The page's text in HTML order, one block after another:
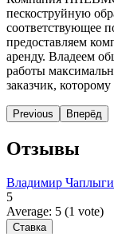
пескоструйную
соответствующее
предоставляем
аренду. Владеем
работы
заказчик,
Previous Вперёд
Отзывы
Владимир
5
Average: 5 (1 vote)